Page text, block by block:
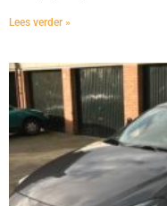
Lees verder »